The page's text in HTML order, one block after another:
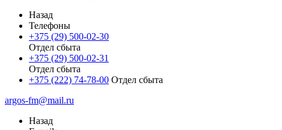
Назад
Телефоны
+375 (29) 500-02-30
Отдел сбыта
+375 (29) 500-02-31
Отдел сбыта
+375 (222) 74-78-00 Отдел сбыта
argos-fm@mail.ru
Назад